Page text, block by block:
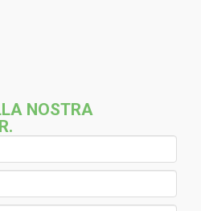
NOSTRA